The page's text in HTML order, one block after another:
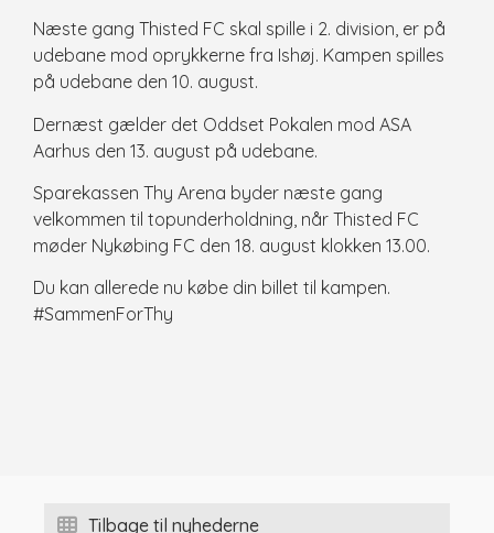
Næste gang Thisted FC skal spille i 2. division, er på
udebane mod oprykkerne fra Ishøj. Kampen spilles
på udebane den 10. august.
Dernæst gælder det Oddset Pokalen mod ASA
Aarhus den 13. august på udebane.
Sparekassen Thy Arena byder næste gang
velkommen til topunderholdning, når Thisted FC
møder Nykøbing FC den 18. august klokken 13.00.
Du kan allerede nu købe din billet til kampen.
#SammenForThy
Tilbage til nyhederne